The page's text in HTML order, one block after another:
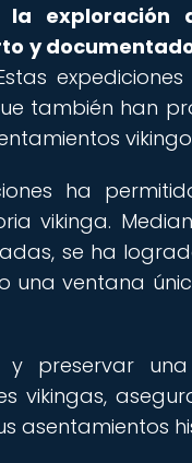
exploración
y
también han
ha
vikinga.
se ha
una ventana
y preservar
vikingas,
asentamientos